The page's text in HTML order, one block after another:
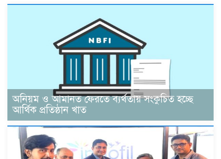
অনিয়ম ও আমানত ফেরতে ব্যর্থতায় সংকুচিত হচ্ছে
আর্থিক প্রতিষ্ঠান খাত